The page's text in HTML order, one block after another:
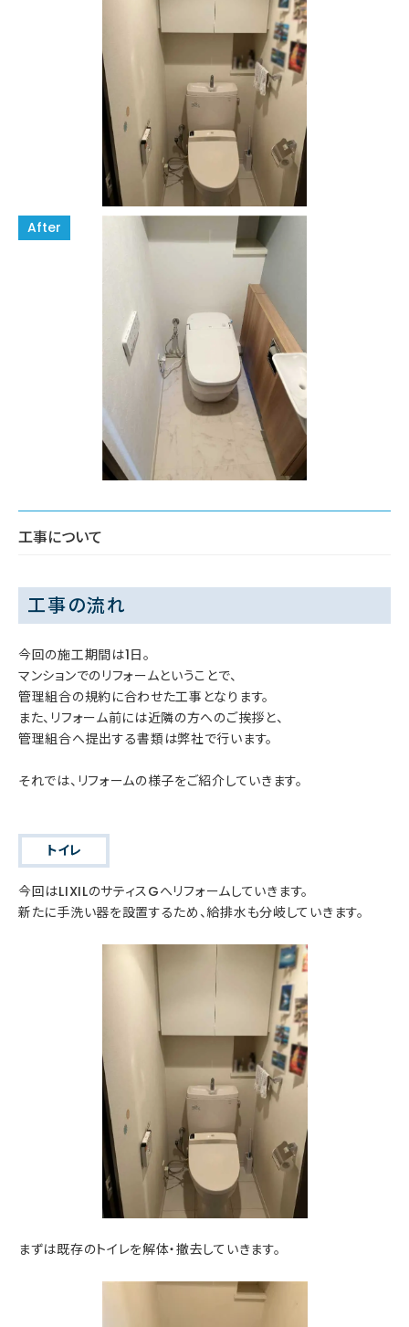
工事について
工事の流れ
今回の施工期間は1日。
マンションでのリフォームということで、
管理組合の規約に合わせた工事となります。
また、リフォーム前には近隣の方へのご挨拶と、
管理組合へ提出する書類は弊社で行います。
それでは、リフォームの様子をご紹介していきます。
トイレ
今回はLIXILのサティスGへリフォームしていきます。
新たに手洗い器を設置するため、給排水も分岐していきます。
まずは既存のトイレを解体・撤去していきます。